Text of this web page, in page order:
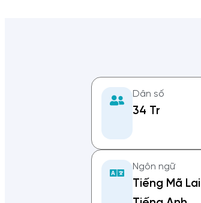
Dân số
34 Tr
Ngôn ngữ
Tiếng Mã